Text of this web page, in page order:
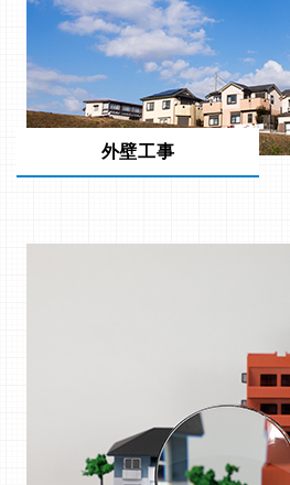
外壁工事